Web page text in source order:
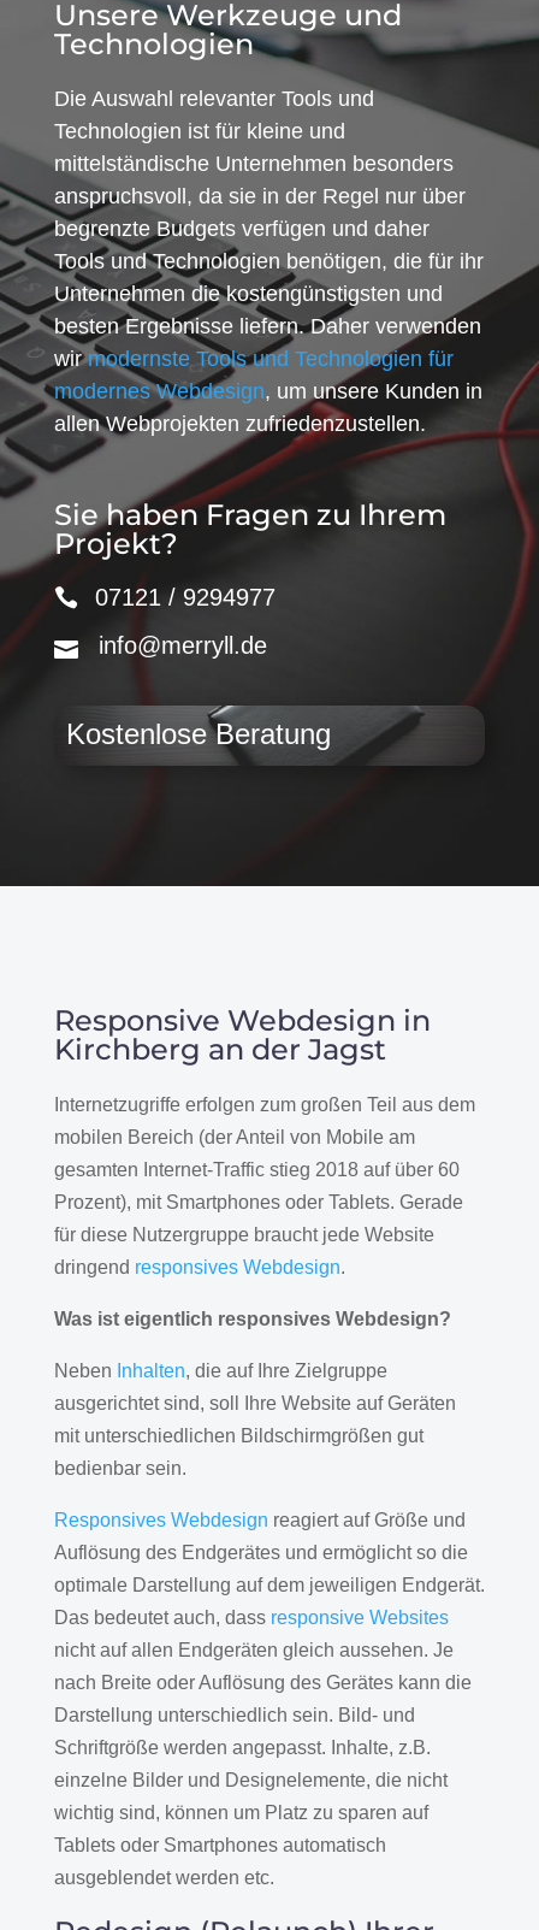
Unsere Werkzeuge und
Technologien
Die Auswahl relevanter Tools und
Technologien ist für kleine und
mittelständische Unternehmen besonders
anspruchsvoll, da sie in der Regel nur über
begrenzte Budgets verfügen und daher
Tools und Technologien benötigen, die für ihr
Unternehmen die kostengünstigsten und
besten Ergebnisse liefern. Daher verwenden
wirmodernste Tools und Technologien für
modernes Webdesign, um unsere Kunden in
allen Webprojekten zufriedenzustellen.
Sie haben Fragen zu Ihrem
Projekt?
07121 / 9294977
info@merryll.de
Kostenlose Beratung
Responsive Webdesign in
Kirchberg an der Jagst
Internetzugriffe erfolgen zum großen Teil aus dem
mobilen Bereich (der Anteil von Mobile am
gesamten Internet-Traffic stieg 2018 auf über 60
Prozent), mit Smartphones oder Tablets. Gerade
für diese Nutzergruppe braucht jede Website
dringend responsives Webdesign.
Was ist eigentlich responsives Webdesign?
Neben Inhalten, die auf Ihre Zielgruppe
ausgerichtet sind, soll Ihre Website auf Geräten
mit unterschiedlichen Bildschirmgrößen gut
bedienbar sein.
Responsives Webdesign reagiert auf Größe und
Auflösung des Endgerätes und ermöglicht so die
optimale Darstellung auf dem jeweiligen Endgerät.
Das bedeutet auch, dass responsive Websites
nicht auf allen Endgeräten gleich aussehen. Je
nach Breite oder Auflösung des Gerätes kann die
Darstellung unterschiedlich sein. Bild- und
Schriftgröße werden angepasst. Inhalte, z.B.
einzelne Bilder und Designelemente, die nicht
wichtig sind, können um Platz zu sparen auf
Tablets oder Smartphones automatisch
ausgeblendet werden etc.